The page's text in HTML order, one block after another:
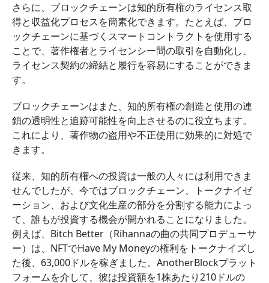
さらに、ブロックチェーンは知的所有権のライセンス取
得と収益化プロセスを簡素化できます。たとえば、ブロ
ックチェーンに基づくスマートコントラクトを使用する
ことで、著作権者とライセンシー間の取引を自動化し、
ライセンス契約の締結と履行を容易にすることができま
す。
ブロックチェーンはまた、知的所有権の創造と使用の連
鎖の透明性と追跡可能性を向上させるのに役立ちます。
これにより、著作物の盗用や不正使用に効果的に対処で
きます。
従来、知的所有権への投資は一般の人々には利用できま
せんでしたが、今ではブロックチェーン、トークナイゼ
ーション、および文化生産の部分を分割する能力によっ
て、誰もが投資する機会が開かれることになりました。
例えば、Bitch Better（Rihannaの曲の共同プロデューサ
ー）は、NFTでHave My Moneyの権利をトークナイズし
た後、63,000ドルを稼ぎました。AnotherBlockプラット
フォームを介して、彼は投資額を1株あたり210ドルの